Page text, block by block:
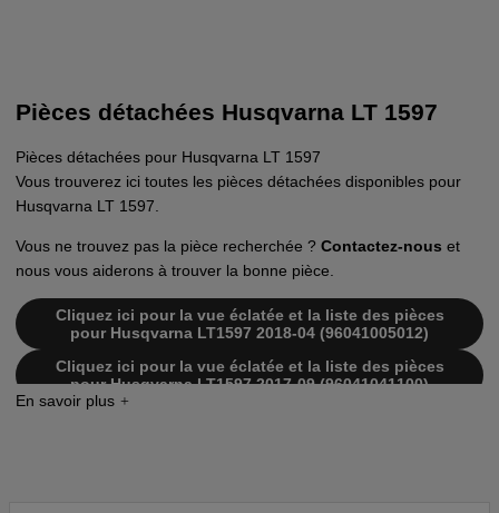
Pièces détachées Husqvarna LT 1597
Pièces détachées pour Husqvarna LT 1597
Vous trouverez ici toutes les pièces détachées disponibles pour
Husqvarna LT 1597.
Vous ne trouvez pas la pièce recherchée ? Contactez-nous et
nous vous aiderons à trouver la bonne pièce.
Cliquez ici pour la vue éclatée et la liste des pièces
pour Husqvarna LT1597 2018-04 (96041005012)
Cliquez ici pour la vue éclatée et la liste des pièces
pour Husqvarna LT1597 2017-09 (96041041100)